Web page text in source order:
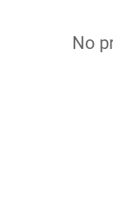
No